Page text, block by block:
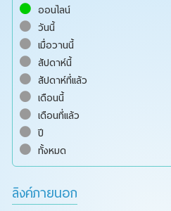
ออนไลน์
วันนี้
เมื่อวานนี้
สัปดาห์นี้
สัปดาห์ที่แล้ว
เดือนนี้
เดือนที่แล้ว
ปี
ทั้งหมด
ลิงค์ภายนอก